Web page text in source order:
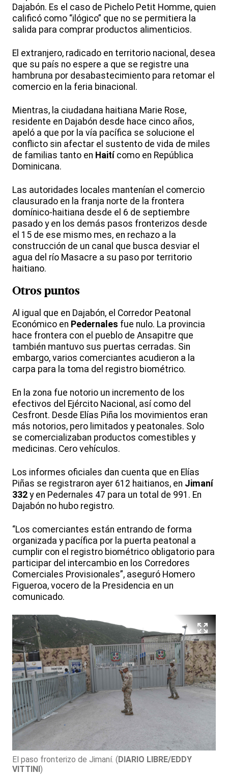
Dajabón. Es el caso de Pichelo Petit Homme, quien
calificó como “ilógico” que no se permitiera la
salida para comprar productos alimenticios.
El extranjero, radicado en territorio nacional, desea
que su país no espere a que se registre una
hambruna por desabastecimiento para retomar el
comercio en la feria binacional.
Mientras, la ciudadana haitiana Marie Rose,
residente en Dajabón desde hace cinco años,
apeló a que por la vía pacífica se solucione el
conflicto sin afectar el sustento de vida de miles
de familias tanto en Haitícomo en República
Dominicana.
Las autoridades locales mantenían el comercio
clausurado en la franja norte de la frontera
domínico-haitiana desde el 6 de septiembre
pasado y en los demás pasos fronterizos desde
el 15 de ese mismo mes, en rechazo a la
construcción de un canal que busca desviar el
agua del río Masacre a su paso por territorio
haitiano.
Otros puntos
Al igual que en Dajabón, el Corredor Peatonal
Económico en Pedernales fue nulo. La provincia
hace frontera con el pueblo de Ansapitre que
también mantuvo sus puertas cerradas. Sin
embargo, varios comerciantes acudieron a la
carpa para la toma del registro biométrico.
En la zona fue notorio un incremento de los
efectivos del Ejército Nacional, así como del
Cesfront. Desde Elías Piña los movimientos eran
más notorios, pero limitados y peatonales. Solo
se comercializaban productos comestibles y
medicinas. Cero vehículos.
Los informes oficiales dan cuenta que en Elías
Piñas se registraron ayer 612 haitianos, en Jimaní
332 y en Pedernales 47 para un total de 991. En
Dajabón no hubo registro.
“Los comerciantes están entrando de forma
organizada y pacífica por la puerta peatonal a
cumplir con el registro biométrico obligatorio para
participar del intercambio en los Corredores
Comerciales Provisionales”, aseguró Homero
Figueroa, vocero de la Presidencia en un
comunicado.
El paso fronterizo de Jimaní. ( DIARIO LIBRE/EDDY
VITTINI )